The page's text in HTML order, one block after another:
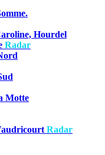
Hourdel
Radar
Motte
Radar